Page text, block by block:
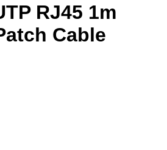
RJ45 1m
Cable